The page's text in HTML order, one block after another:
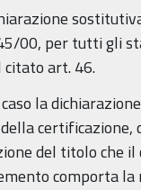
00, per tutti gli
citato art. 46.
la
certificazione,
del titolo che il
comporta